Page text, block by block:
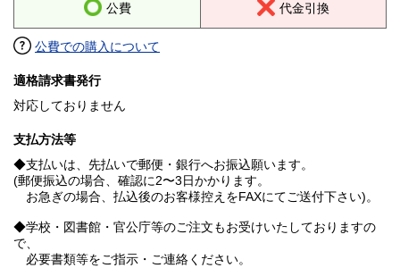
公費 代金引換
公費での購入について
適格請求書発行
対応しておりません
支払方法等
◆支払いは、先払いで郵便・銀行へお振込願います。
(郵便振込の場合、確認に2〜3日かかります。
お急ぎの場合、払込後のお客様控えをFAXにてご送付下さい)。
◆学校・図書館・官公庁等のご注文もお受けいたしておりますの
で、
必要書類等をご指示・ご連絡ください。